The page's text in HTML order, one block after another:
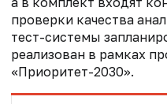
проверки качества
тест-системы
реализован в рамках
«Приоритет-2030».